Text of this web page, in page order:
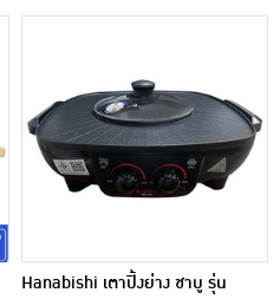
Hanabishi เตาปิ้งย่าง ชาบู รุ่น